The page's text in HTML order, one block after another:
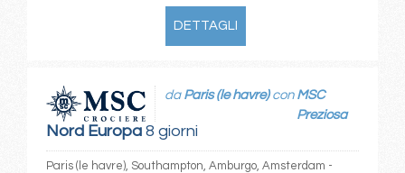
DETTAGLI
Nord Europa8 giorni
da Paris (le havre)con MSC
Preziosa
Paris (le havre), Southampton, Amburgo, Amsterdam -